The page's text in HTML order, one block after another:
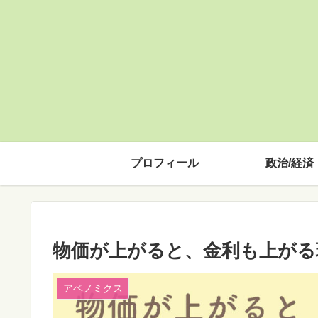
プロフィール 政治/経済
物価が上がると、金利も上が
アベノミクス